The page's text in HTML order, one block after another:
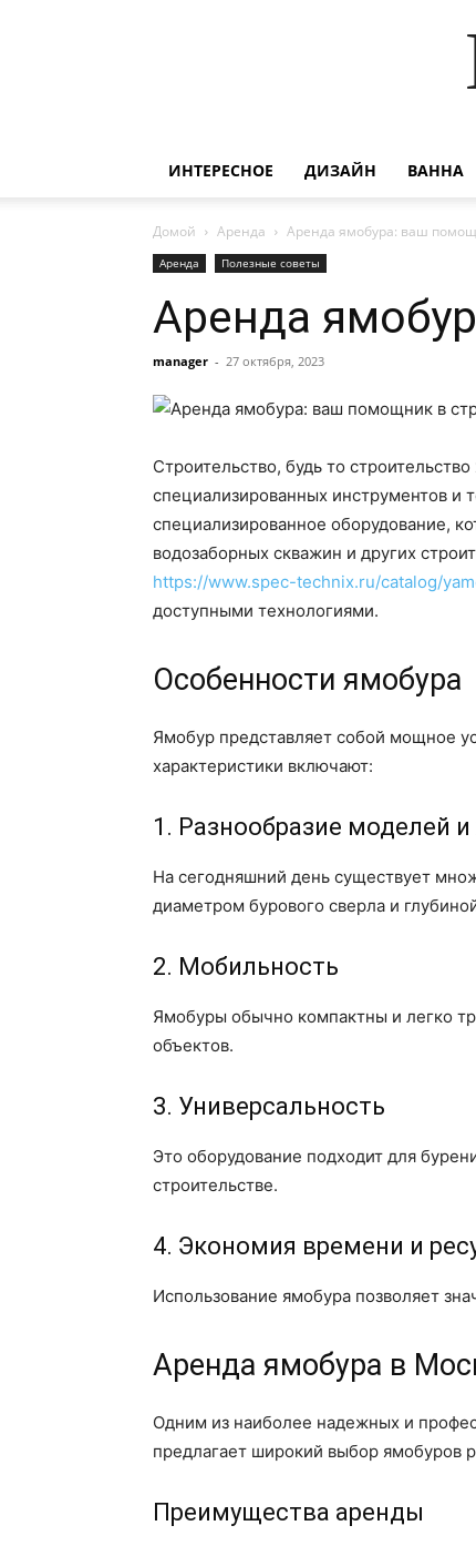
ИНТЕРЕСНОЕ ДИЗАЙН ВАННА
Домой Аренда Аренда ямобура: ваш
Аренда Полезные советы
Аренда
manager - 27 октября, 2023
Строительство, будь то
специализированных инструментов и
специализированное оборудование,
водозаборных скважин и других
https://www.spec-technix.ru/catalog/
доступными технологиями.
Особенности ямобура
Ямобур представляет собой мощное
характеристики включают:
1. Разнообразие моделей и
На сегодняшний день существует
диаметром бурового сверла и
2. Мобильность
Ямобуры обычно компактны и легко
объектов.
3. Универсальность
Это оборудование подходит для
строительстве.
4. Экономия времени и
Использование ямобура позволяет
Аренда ямобура в
Одним из наиболее надежных и
предлагает широкий выбор ямобуров
Преимущества аренды